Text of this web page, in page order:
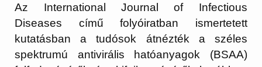
Az International Journal of Infectious
Diseases című folyóiratban ismertetett
kutatásban a tudósok átnézték a széles
spektrumú antivirális hatóanyagok (BSAA)